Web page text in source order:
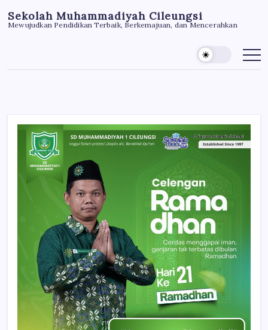
toSekolah Muhammadiyah Cileungsi
Mewujudkan Pendidikan Terbaik, Berkemajuan, dan Mencerahkan